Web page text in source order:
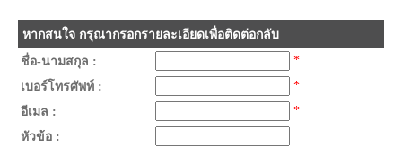
หากสนใจ กรุณากรอกรายละเอียดเพื่อติดต่อกลับ
ชื่อ-นามสกุล :
*
เบอร์โทรศัพท์ :
*
อีเมล :
*
หัวข้อ :